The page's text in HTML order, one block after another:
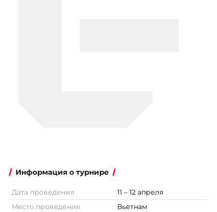
Информация о турнире
Дата проведения
11 – 12 апреля
Место проведения
Вьетнам